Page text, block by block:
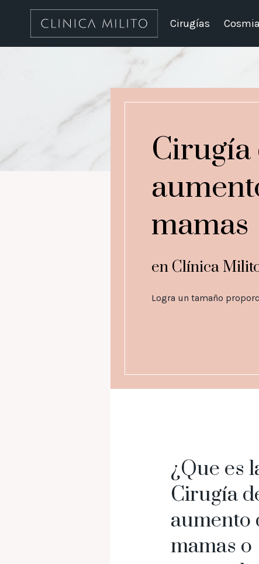
Cirugías
Cirugía
mamas
en Clínica
Logra un tamaño
¿Que es
Cirugía
aumento
mamas o